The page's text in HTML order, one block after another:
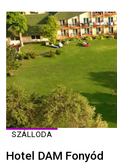
SZÁLLODA
Hotel DAM Fonyód